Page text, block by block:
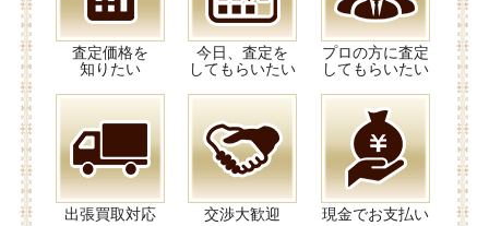
査定価格を
知りたい
今日、査定を
してもらいたい
プロの方に査定
してもらいたい
出張買取対応 交渉大歓迎 現金でお支払い